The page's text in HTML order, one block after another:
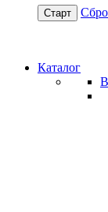
Старт
Каталог